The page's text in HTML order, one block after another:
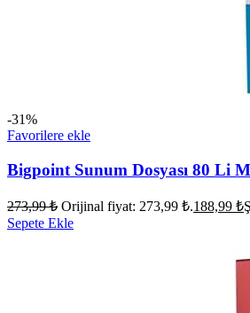
-31%
Favorilere ekle
Bigpoint Sunum Dosyası 80 Li
273,99₺ Orijinal fiyat: 273,99 ₺.188,99 ₺
Sepete Ekle